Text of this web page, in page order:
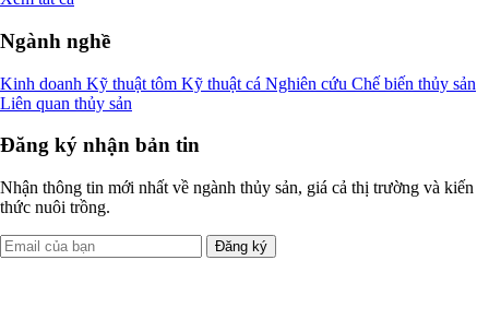
Ngành nghề
Kinh doanh Kỹ thuật tôm Kỹ thuật cá Nghiên cứu Chế biến thủy sản
Liên quan thủy sản
Đăng ký nhận bản tin
Nhận thông tin mới nhất về ngành thủy sản, giá cả thị trường và kiến
thức nuôi trồng.
Đăng ký